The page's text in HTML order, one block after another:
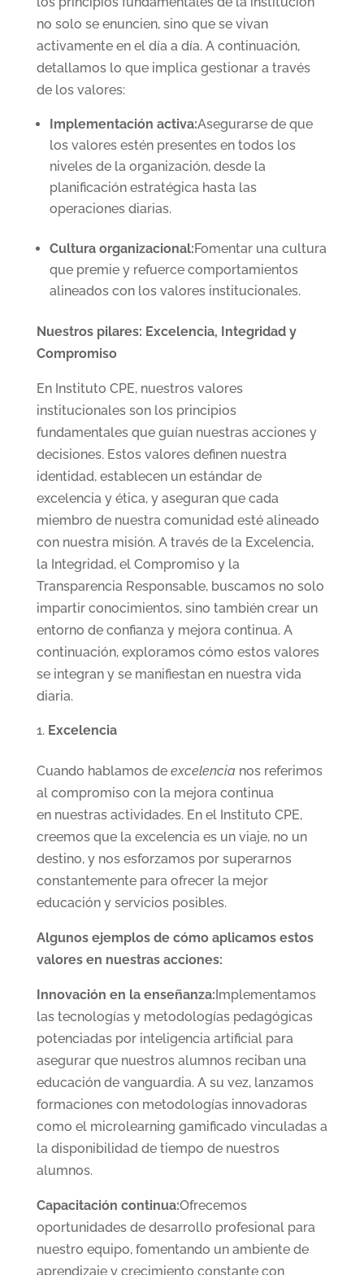
no solo se enuncien, sino que se vivan
activamente en el día a día. A continuación,
detallamos lo que implica gestionar a través
de los valores:
Implementación activa:Asegurarse de que
los valores estén presentes en todos los
niveles de la organización, desde la
planificación estratégica hasta las
operaciones diarias.
Cultura organizacional:Fomentar una cultura
que premie y refuerce comportamientos
alineados con los valores institucionales.
Nuestros pilares: Excelencia, Integridad y
Compromiso
En Instituto CPE, nuestros valores
institucionales son los principios
fundamentales que guían nuestras acciones y
decisiones. Estos valores definen nuestra
identidad, establecen un estándar de
excelencia y ética, y aseguran que cada
miembro de nuestra comunidad esté alineado
con nuestra misión. A través de la Excelencia,
la Integridad, el Compromiso y la
Transparencia Responsable, buscamos no solo
impartir conocimientos, sino también crear un
entorno de confianza y mejora continua. A
continuación, exploramos cómo estos valores
se integran y se manifiestan en nuestra vida
diaria.
Excelencia
Cuando hablamos de excelencia nos referimos
al compromiso con la mejora continua
en nuestras actividades. En el Instituto CPE,
creemos que la excelencia es un viaje, no un
destino, y nos esforzamos por superarnos
constantemente para ofrecer la mejor
educación y servicios posibles.
Algunos ejemplos de cómo aplicamos estos
valores en nuestras acciones:
Innovación en la enseñanza:Implementamos
las tecnologías y metodologías pedagógicas
potenciadas por inteligencia artificial para
asegurar que nuestros alumnos reciban una
educación de vanguardia. A su vez, lanzamos
formaciones con metodologías innovadoras
como el microlearning gamificado vinculadas a
la disponibilidad de tiempo de nuestros
alumnos.
Capacitación continua:Ofrecemos
oportunidades de desarrollo profesional para
nuestro equipo, fomentando un ambiente de
aprendizaje y crecimiento constante con